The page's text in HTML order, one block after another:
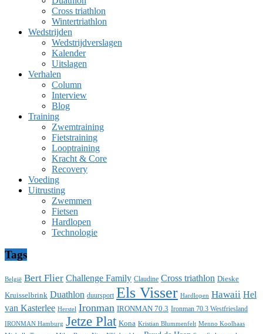
Cross triathlon
Wintertriathlon
Wedstrijden
Wedstrijdverslagen
Kalender
Uitslagen
Verhalen
Column
Interview
Blog
Training
Zwemtraining
Fietstraining
Looptraining
Kracht & Core
Recovery
Voeding
Uitrusting
Zwemmen
Fietsen
Hardlopen
Technologie
Tags
België Bert Flier Challenge Family Claudine Cross triathlon Dieske
Kruisselbrink Duathlon duursport Els Visser Hardlopen Hawaii Hel
van Kasterlee Herstel Ironman IRONMAN 70.3 Ironman 70.3 Westfriesland
IRONMAN Hamburg Jetze Plat Kona Kristian Blummenfelt Menno Koolhaas